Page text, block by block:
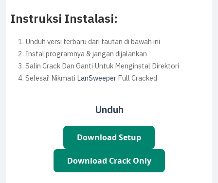
Instruksi Instalasi:
Unduh versi terbaru dari tautan di bawah ini
Instal programnya & jangan dijalankan
Salin Crack Dan Ganti Untuk Menginstal Direktori
Selesai! Nikmati LanSweeperFull Cracked
Unduh
Download Setup
Download Crack Only